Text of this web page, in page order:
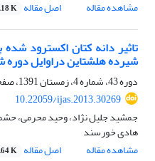
مشاهده مقاله
اصل مقاله K
تاثیر دانه کتان اکسترود
شیرده هلشتاین دراوایل
دوره 43، شماره 4، زمستان 1391، صفحه
10.22059/ijas.2013.30269
جمشید جلیل نژاد، وحید محرمی،
هادی خورسند
مشاهده مقاله
اصل مقاله K